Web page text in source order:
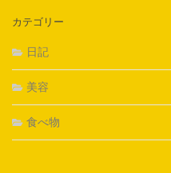
カテゴリー
日記
美容
食べ物